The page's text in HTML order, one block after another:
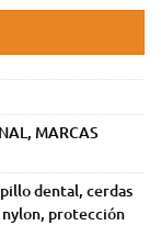
, MARCAS
dental, cerdas
nylon, protección